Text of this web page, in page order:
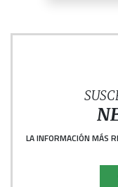
LA INFORMACIÓN MÁS